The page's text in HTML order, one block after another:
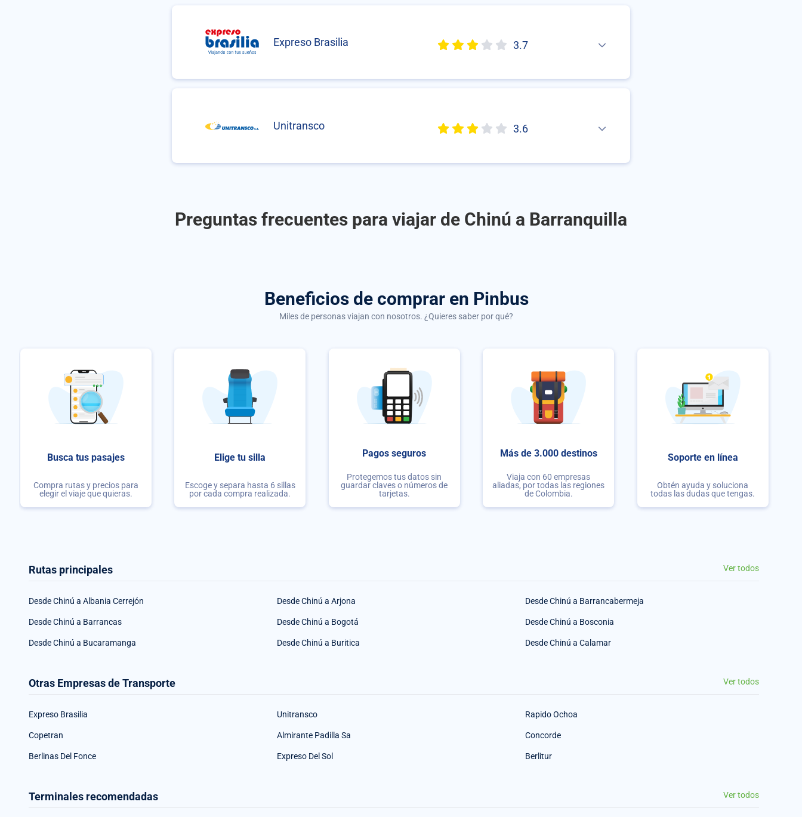
Expreso Brasilia 3.7
Unitransco 3.6
Preguntas frecuentes para viajar de Chinú a Barranquilla
Beneficios de comprar en Pinbus
Miles de personas viajan con nosotros. ¿Quieres saber por qué?
Busca tus pasajes
Compra rutas y precios para
elegir el viaje que quieras.
Elige tu silla
Escoge y separa hasta 6 sillas
por cada compra realizada.
Pagos seguros
Protegemos tus datos sin
guardar claves o números de
tarjetas.
Más de 3.000 destinos
Viaja con 60 empresas
aliadas, por todas las regiones
de Colombia.
Soporte en línea
Obtén ayuda y soluciona
todas las dudas que tengas.
Rutas principales Ver todos
Desde Chinú a Albania Cerrejón Desde Chinú a Arjona Desde Chinú a Barrancabermeja
Desde Chinú a Barrancas Desde Chinú a Bogotá Desde Chinú a Bosconia
Desde Chinú a Bucaramanga Desde Chinú a Buritica Desde Chinú a Calamar
Otras Empresas de Transporte Ver todos
Expreso Brasilia Unitransco Rapido Ochoa
Copetran Almirante Padilla Sa Concorde
Berlinas Del Fonce Expreso Del Sol Berlitur
Terminales recomendadas Ver todos